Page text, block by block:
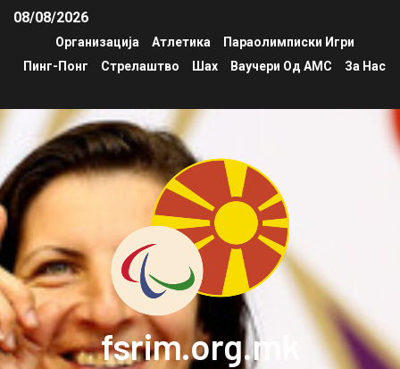
08/08/2026
Организација Атлетика
Параолимписки Игри
Пинг-Понг
Стрелаштво Шах Ваучери Од АМС За Нас
fsrim.org.mk